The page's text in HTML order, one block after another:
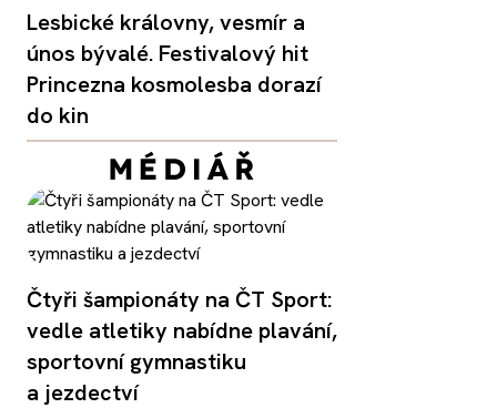
Lesbické královny, vesmír a
únos bývalé. Festivalový hit
Princezna kosmolesba dorazí
do kin
Čtyři šampionáty na ČT Sport:
vedle atletiky nabídne plavání,
sportovní gymnastiku
a jezdectví